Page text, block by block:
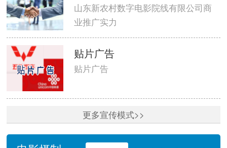
山东新农村数字电影院线有限公司商
业推广实力
贴片广告
贴片广告
更多宣传模式>>